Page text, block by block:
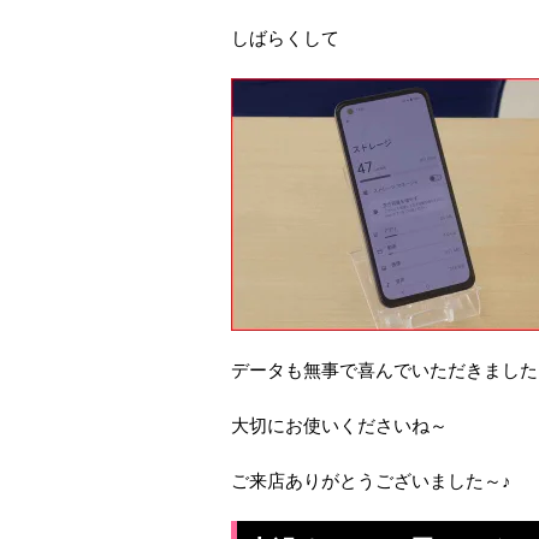
しばらくして
データも無事で喜んでいただきまし
大切にお使いくださいね～
ご来店ありがとうございました～♪